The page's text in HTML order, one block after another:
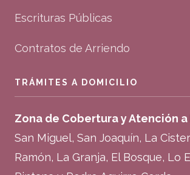
Escrituras Públicas
Contratos de Arriendo
TRÁMITES A DOMICILIO
Zona de Cobertura y Atención
San Miguel, San Joaquín, La
Ramón, La Granja, El Bosque, Lo